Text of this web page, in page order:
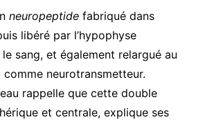
neuropeptidefabriqué dans
libéré par l’hypophyse
sang, et également relargué au
neurotransmetteur.
rappelle que cette double
et centrale, explique ses